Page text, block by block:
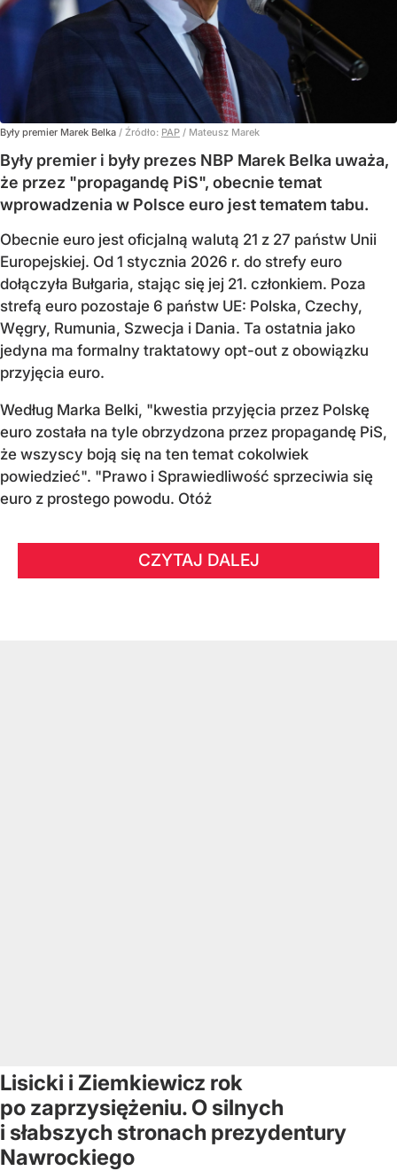
Były premier Marek Belka / Źródło: PAP / Mateusz Marek
Były premier i były prezes NBP Marek Belka uważa,
że przez "propagandę PiS", obecnie temat
wprowadzenia w Polsce euro jest tematem tabu.
Obecnie euro jest oficjalną walutą 21 z 27 państw Unii
Europejskiej. Od 1 stycznia 2026 r. do strefy euro
dołączyła Bułgaria, stając się jej 21. członkiem. Poza
strefą euro pozostaje 6 państw UE: Polska, Czechy,
Węgry, Rumunia, Szwecja i Dania. Ta ostatnia jako
jedyna ma formalny traktatowy opt-out z obowiązku
przyjęcia euro.
Według Marka Belki, "kwestia przyjęcia przez Polskę
euro została na tyle obrzydzona przez propagandę PiS,
że wszyscy boją się na ten temat cokolwiek
powiedzieć". "Prawo i Sprawiedliwość sprzeciwia się
euro z prostego powodu. Otóż
CZYTAJ DALEJ
Lisicki i Ziemkiewicz rok
po zaprzysiężeniu. O silnych
i słabszych stronach prezydentury
Nawrockiego